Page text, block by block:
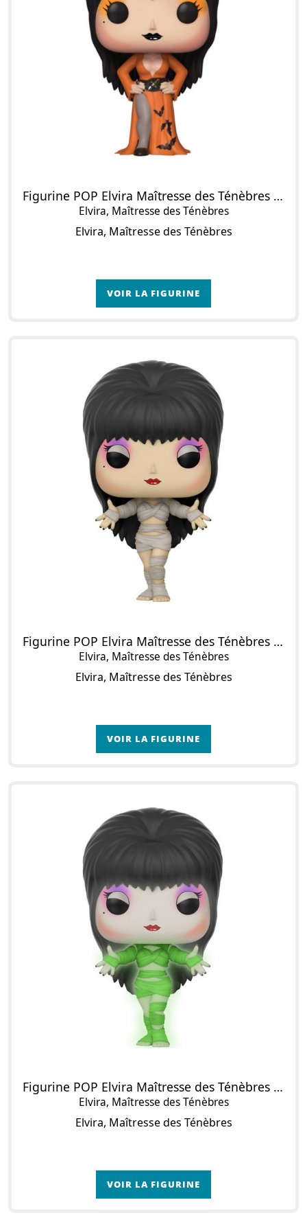
Figurine POP Elvira Maîtresse des Ténèbres (Orange)
Elvira, Maîtresse des Ténèbres
Elvira, Maîtresse des Ténèbres
VOIR LA FIGURINE
Figurine POP Elvira Maîtresse des Ténèbres en momie
Elvira, Maîtresse des Ténèbres
Elvira, Maîtresse des Ténèbres
VOIR LA FIGURINE
Figurine POP Elvira Maîtresse des Ténèbres en momie (Chase)
Elvira, Maîtresse des Ténèbres
Elvira, Maîtresse des Ténèbres
VOIR LA FIGURINE